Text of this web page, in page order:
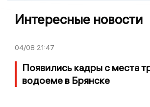
Интересные новости
04/08 21:47
Появились кадры с места
водоеме в Брянске